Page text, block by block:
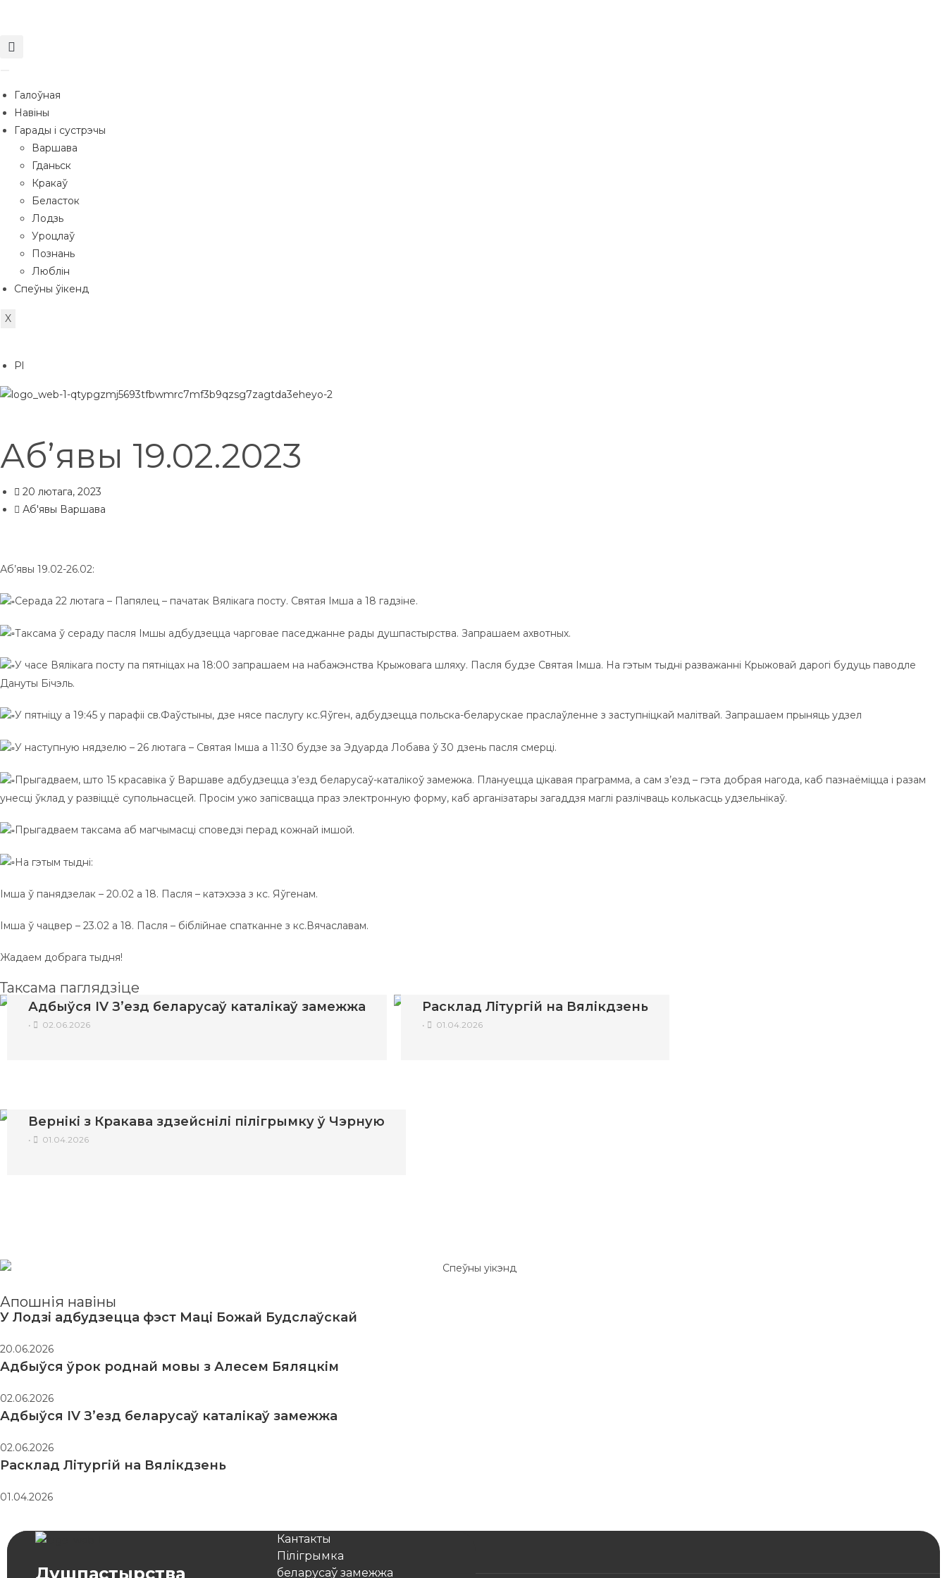
Галоўная
Навіны
Гарады і сустрэчы
Варшава
Гданьск
Кракаў
Беласток
Лодзь
Уроцлаў
Познань
Люблін
Спеўны ўікенд
X
Pl
Аб’явы 19.02.2023
20 лютага, 2023
Аб'явы Варшава
Аб’явы 19.02-26.02:
Серада 22 лютага – Папялец – пачатак Вялікага посту. Святая Імша а 18 гадзіне.
Таксама ў сераду пасля Імшы адбудзецца чарговае паседжанне рады душпастырства. Запрашаем ахвотных.
У часе Вялікага посту па пятніцах на 18:00 запрашаем на набажэнства Крыжовага шляху. Пасля будзе Святая Імша. На гэтым тыдні разважанні Крыжовай дарогі будуць паводле
Дануты Бічэль.
У пятніцу а 19:45 у парафіі св.Фаўстыны, дзе нясе паслугу кс.Яўген, адбудзецца польска-беларускае праслаўленне з заступніцкай малітвай. Запрашаем прыняць удзел
У наступную нядзелю – 26 лютага – Святая Імша а 11:30 будзе за Эдуарда Лобава ў 30 дзень пасля смерці.
Прыгадваем, што 15 красавіка ў Варшаве адбудзецца з’езд беларусаў-каталікоў замежжа. Плануецца цікавая праграмма, а сам з’езд – гэта добрая нагода, каб пазнаёміцца і разам
унесці ўклад у развіццё супольнасцей. Просім ужо запісвацца праз электронную форму, каб арганізатары загаддзя маглі разлічваць колькасць удзельнікаў.
Прыгадваем таксама аб магчымасці споведзі перад кожнай імшой.
На гэтым тыдні:
Імша ў панядзелак – 20.02 а 18. Пасля – катэхэза з кс. Яўгенам.
Імша ў чацвер – 23.02 а 18. Пасля – біблійнае спатканне з кс.Вячаславам.
Жадаем добрага тыдня!
Таксама паглядзіце
Адбыўся IV З’езд беларусаў каталікаў замежжа
• 02.06.2026
Расклад Літургій на Вялікдзень
• 01.04.2026
Вернікі з Кракава здзейснілі пілігрымку ў Чэрную
• 01.04.2026
Апошнія навіны
У Лодзі адбудзецца фэст Маці Божай Будслаўскай
20.06.2026
Адбыўся ўрок роднай мовы з Алесем Бяляцкім
02.06.2026
Адбыўся IV З’езд беларусаў каталікаў замежжа
02.06.2026
Расклад Літургій на Вялікдзень
01.04.2026
Душпастырства
Кантакты
Пілігрымка
беларусаў замежжа